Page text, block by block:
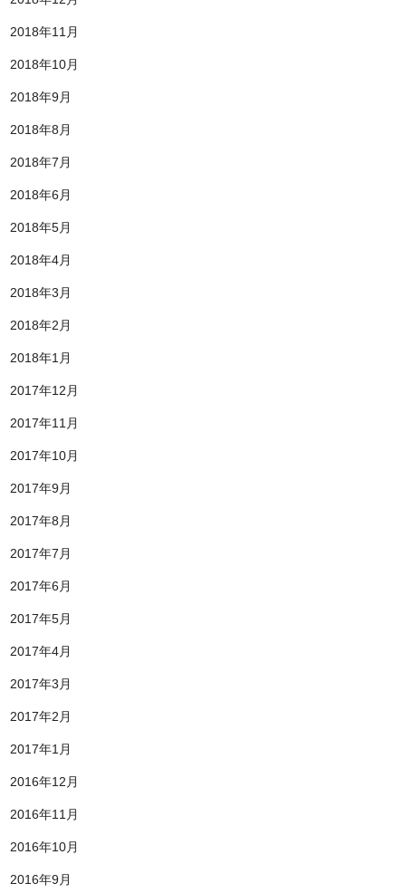
2018年11月
2018年10月
2018年9月
2018年8月
2018年7月
2018年6月
2018年5月
2018年4月
2018年3月
2018年2月
2018年1月
2017年12月
2017年11月
2017年10月
2017年9月
2017年8月
2017年7月
2017年6月
2017年5月
2017年4月
2017年3月
2017年2月
2017年1月
2016年12月
2016年11月
2016年10月
2016年9月